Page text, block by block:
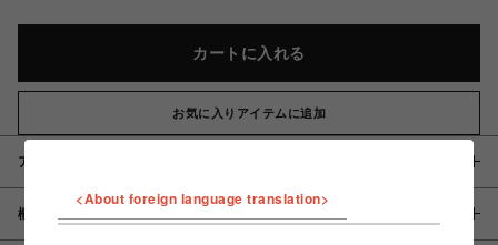
カートに入れる
お気に入りアイテムに追加
アイテム説明 / 素材
概要
<About foreign language translation>